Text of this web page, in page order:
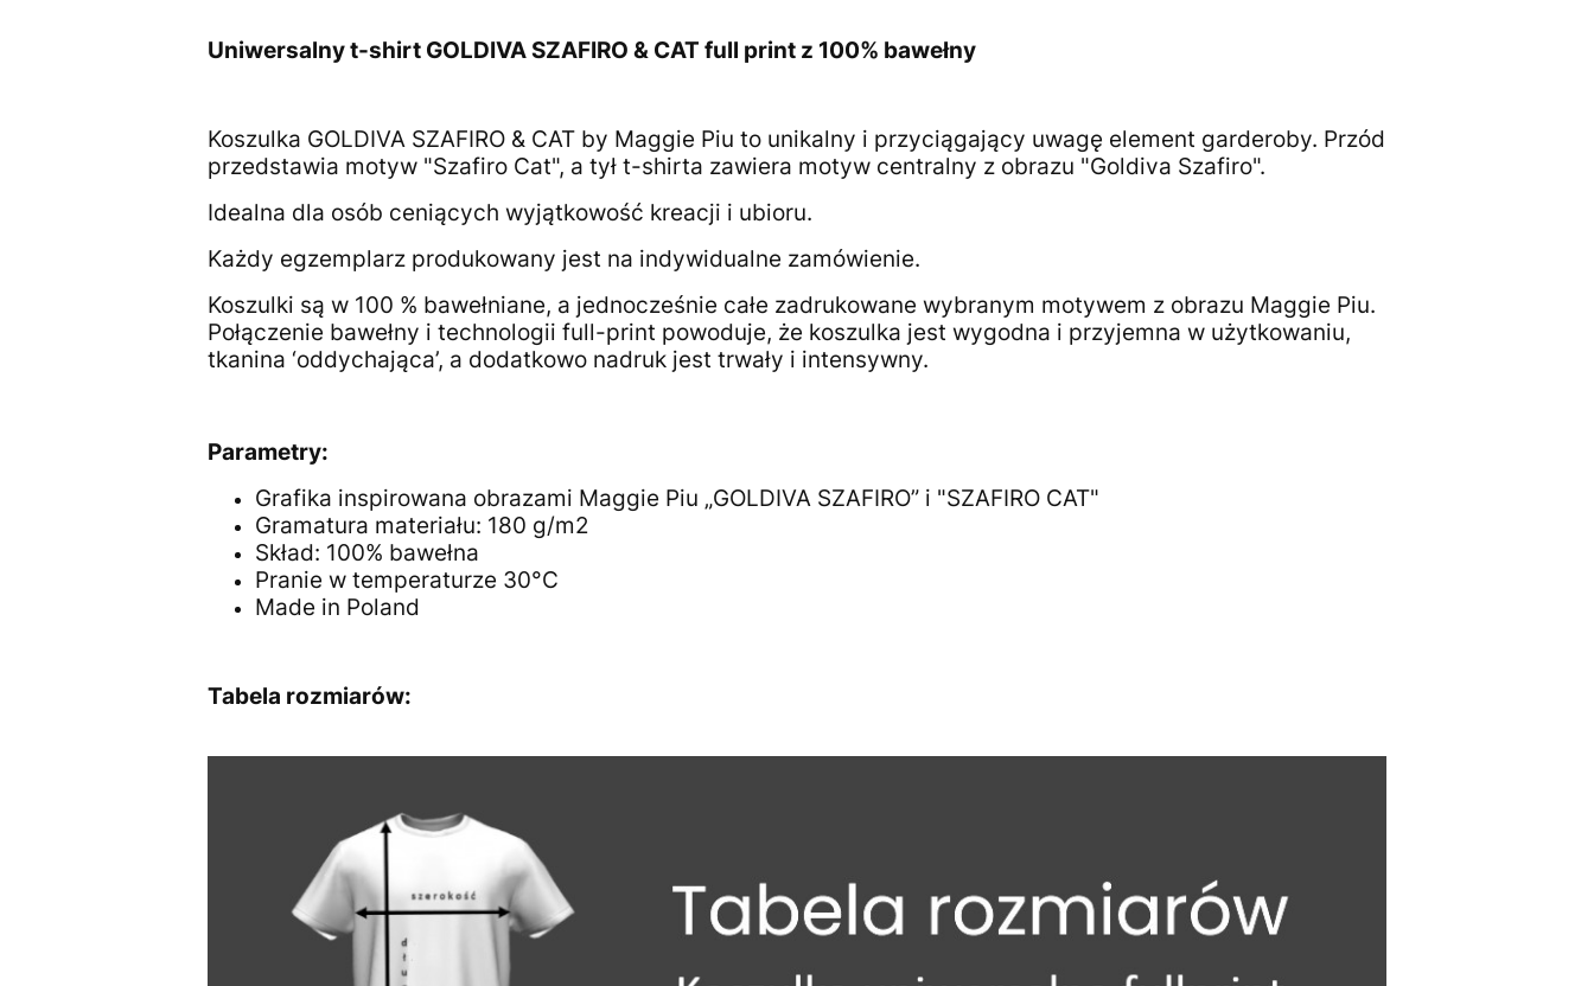
Uniwersalny t-shirt GOLDIVA SZAFIRO & CAT full print z 100% bawełny
Koszulka GOLDIVA SZAFIRO & CAT by Maggie Piu to unikalny i przyciągający uwagę element garderoby. Przód
przedstawia motyw "Szafiro Cat", a tył t-shirta zawiera motyw centralny z obrazu "Goldiva Szafiro".
Idealna dla osób ceniących wyjątkowość kreacji i ubioru.
Każdy egzemplarz produkowany jest na indywidualne zamówienie.
Koszulki są w 100 % bawełniane, a jednocześnie całe zadrukowane wybranym motywem z obrazu Maggie Piu.
Połączenie bawełny i technologii full-print powoduje, że koszulka jest wygodna i przyjemna w użytkowaniu,
tkanina ‘oddychająca’, a dodatkowo nadruk jest trwały i intensywny.
Parametry:
Grafika inspirowana obrazami Maggie Piu „GOLDIVA SZAFIRO” i "SZAFIRO CAT"
Gramatura materiału: 180 g/m2
Skład: 100% bawełna
Pranie w temperaturze 30°C
Made in Poland
Tabela rozmiarów: